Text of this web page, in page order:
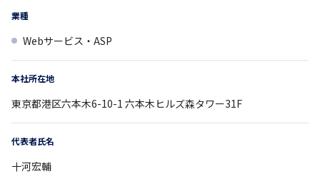
業種
Webサービス・ASP
本社所在地
東京都港区六本木6-10-1 六本木ヒルズ森タワー31F
代表者氏名
十河宏輔